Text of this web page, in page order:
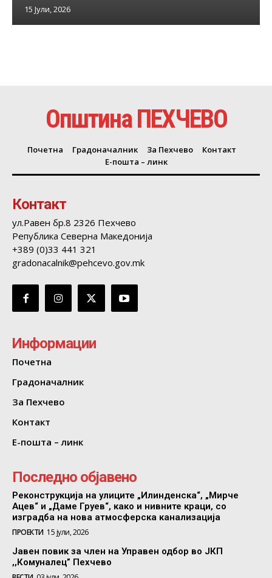
15 Јули, 2026
Општина ПЕХЧЕВО
Почетна Градоначалник За Пехчево
Контакт
Е-пошта – линк
Контакт
ул.Равен бр.8 2326 Пехчево
Република Северна Македонија
+389 (0)33 441 321
gradonacalnik@pehcevo.gov.mk
Информации
Почетна
Градоначалник
За Пехчево
Контакт
Е-пошта – линк
Последно објавено
Реконструкција на улиците „Илинденска“, „Мирче
Ацев“ и „Даме Груев“, како и нивните краци, со
изградба на нова атмосферска канализација
ПРОЕКТИ 15 јули, 2026
Јавен повик за член на Управен одбор во ЈКП
,,Комуналец” Пехчево